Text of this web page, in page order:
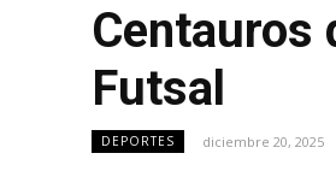
Centauros
Futsal
DEPORTES diciembre 20, 2025